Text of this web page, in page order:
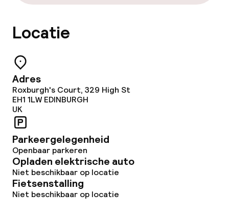
Locatie
Adres
Roxburgh's Court, 329 High St
EH1 1LW EDINBURGH
UK
Parkeergelegenheid
Openbaar parkeren
Opladen elektrische auto
Niet beschikbaar op locatie
Fietsenstalling
Niet beschikbaar op locatie